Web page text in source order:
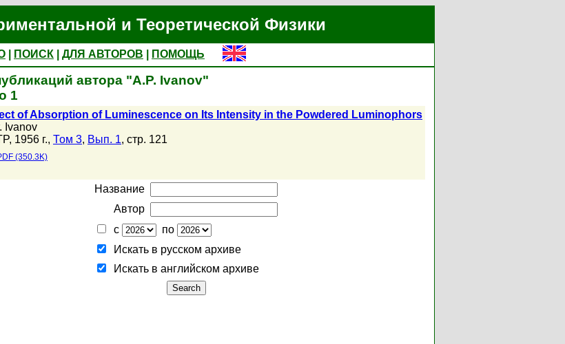
и Теоретической Физики
ПОИСК ДЛЯ АВТОРОВ
ПОМОЩЬ
автора "A.P. Ivanov"
1
of Absorption of Luminescence on Its Intensity in the Powdered Luminophors
Ivanov
1956 г., Том 3, Вып. 1, стр. 121
(350.3K)
Название
Автор
с
по
Искать в русском архиве
Искать в английском архиве